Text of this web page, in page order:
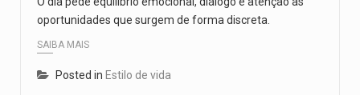
oportunidades que surgem de forma discreta.
SAIBA MAIS
Posted in Estilo de vida